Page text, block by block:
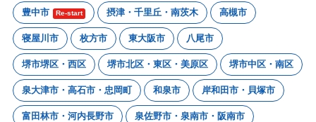
豊中市 Re-start 摂津・千里丘・南茨木 高槻市
寝屋川市 枚方市 東大阪市 八尾市
堺市堺区・西区 堺市北区・東区・美原区 堺市中区・南区
泉大津市・高石市・忠岡町 和泉市 岸和田市・貝塚市
富田林市・河内長野市 泉佐野市・泉南市・阪南市